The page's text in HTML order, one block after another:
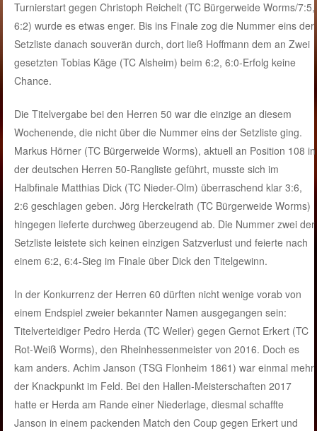
Turnierstart gegen Christoph Reichelt (TC Bürgerweide Worms/7:5,
6:2) wurde es etwas enger. Bis ins Finale zog die Nummer eins der
Setzliste danach souverän durch, dort ließ Hoffmann dem an Zwei
gesetzten Tobias Käge (TC Alsheim) beim 6:2, 6:0-Erfolg keine
Chance.
Die Titelvergabe bei den Herren 50 war die einzige an diesem
Wochenende, die nicht über die Nummer eins der Setzliste ging.
Markus Hörner (TC Bürgerweide Worms), aktuell an Position 108 in
der deutschen Herren 50-Rangliste geführt, musste sich im
Halbfinale Matthias Dick (TC Nieder-Olm) überraschend klar 3:6,
2:6 geschlagen geben. Jörg Herckelrath (TC Bürgerweide Worms)
hingegen lieferte durchweg überzeugend ab. Die Nummer zwei der
Setzliste leistete sich keinen einzigen Satzverlust und feierte nach
einem 6:2, 6:4-Sieg im Finale über Dick den Titelgewinn.
In der Konkurrenz der Herren 60 dürften nicht wenige vorab von
einem Endspiel zweier bekannter Namen ausgegangen sein:
Titelverteidiger Pedro Herda (TC Weiler) gegen Gernot Erkert (TC
Rot-Weiß Worms), den Rheinhessenmeister von 2016. Doch es
kam anders. Achim Janson (TSG Flonheim 1861) war einmal mehr
der Knackpunkt im Feld. Bei den Hallen-Meisterschaften 2017
hatte er Herda am Rande einer Niederlage, diesmal schaffte
Janson in einem packenden Match den Coup gegen Erkert und